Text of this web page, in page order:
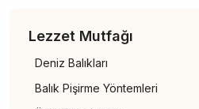
Lezzet Mutfağı
Deniz Balıkları
Balık Pişirme Yöntemleri